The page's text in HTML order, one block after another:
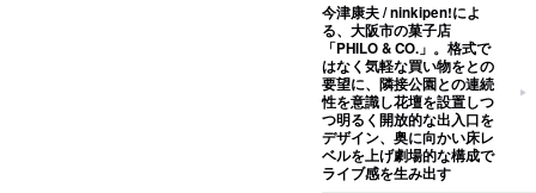
今津康夫 / ninkipen!によ
る、大阪市の菓子店
「PHILO & CO.」。格式で
はなく気軽な買い物をとの
要望に、隣接公園との連続
性を意識し花壇を設置しつ
つ明るく開放的な出入口を
デザイン、奥に向かい床レ
ベルを上げ劇場的な構成で
ライブ感を生み出す